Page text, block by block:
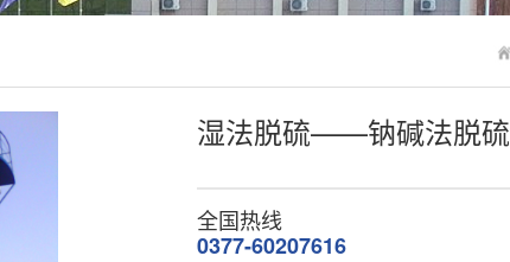
湿法脱硫——钠碱法脱硫
全国热线
0377-60207616